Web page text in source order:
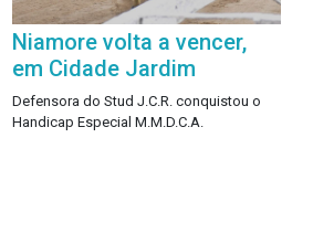
Niamore volta a vencer,
em Cidade Jardim
Defensora do Stud J.C.R. conquistou o
Handicap Especial M.M.D.C.A.